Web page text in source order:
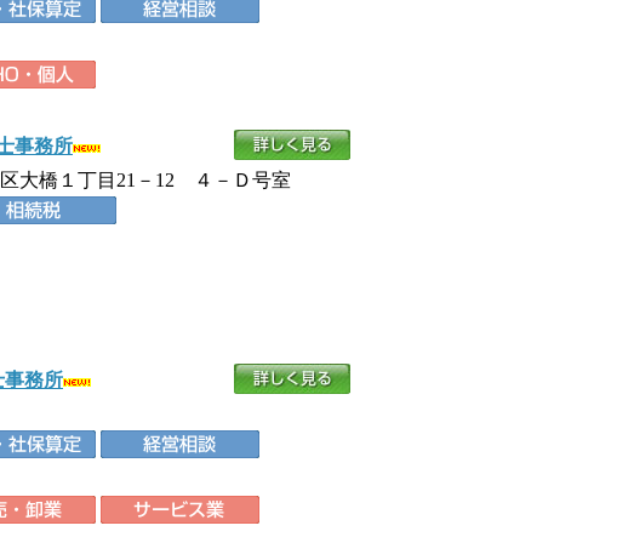
事務所
大橋１丁目21－12 ４－Ｄ号室
事務所